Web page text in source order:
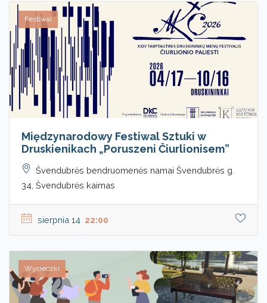
Festiwal
Międzynarodowy Festiwal Sztuki w
Druskienikach „Poruszeni Čiurlionisem”
Švendubrės bendruomenės namai Švendubrės g.
34, Švendubrės kaimas
sierpnia 14 22:00
Wycieczki